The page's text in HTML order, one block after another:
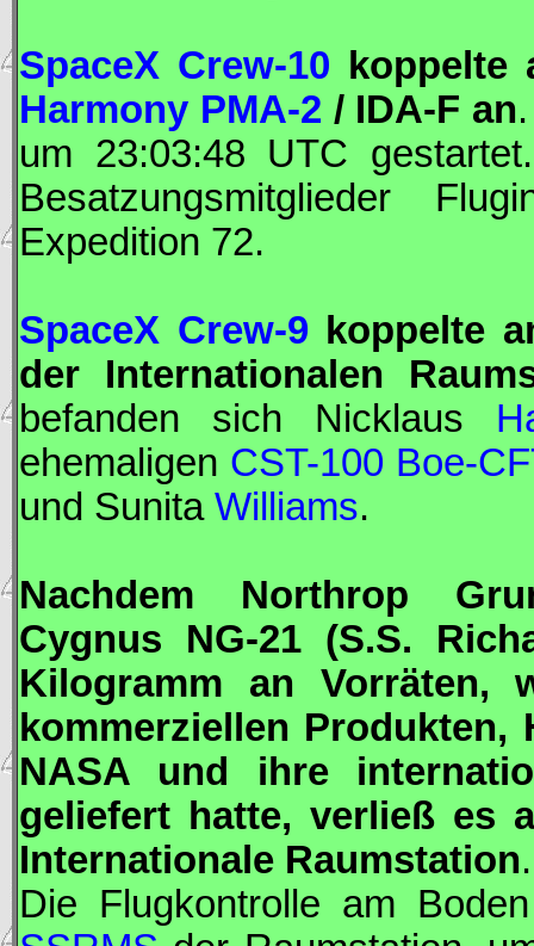
SpaceX Crew-10 koppelte
Harmony PMA-2 / IDA-F an
um 23:03:48 UTC
Besatzungsmitglieder
Expedition 72.
SpaceX Crew-9koppelte
der Internationalen
befanden sich Nicklaus
ehemaligen CST-100 Boe-
und Sunita Williams.
Nachdem Northrop
Cygnus NG-21 (S.S.
Kilogramm an Vorräten,
kommerziellen
NASA und ihre
geliefert hatte, verließ es
Internationale Raumstation.
Die Flugkontrolle am